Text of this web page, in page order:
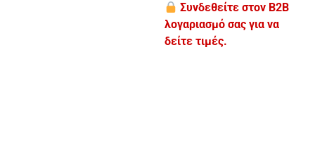
Συνδεθείτε στον B2B
λογαριασμό σας για να
δείτε τιμές.